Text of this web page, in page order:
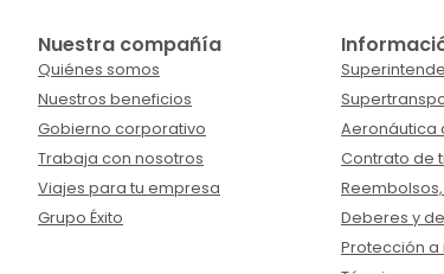
Nuestra compañía
Quiénes somos
Nuestros beneficios
Gobierno corporativo
Trabaja con nosotros
Viajes para tu empresa
Grupo Éxito
Aeronáutica
Contrato de
Deberes y
Protección a